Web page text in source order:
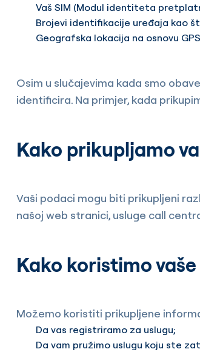
Vaš SIM (Modul identiteta
Brojevi identifikacije uređaja kao
Geografska lokacija na osnovu
Osim u slučajevima kada smo
identificira. Na primjer, kada
Kako prikupljamo
Vaši podaci mogu biti prikupljeni
našoj web stranici, usluge call
Kako koristimo
Možemo koristiti prikupljene
Da vas registriramo za uslugu;
Da vam pružimo uslugu koju ste